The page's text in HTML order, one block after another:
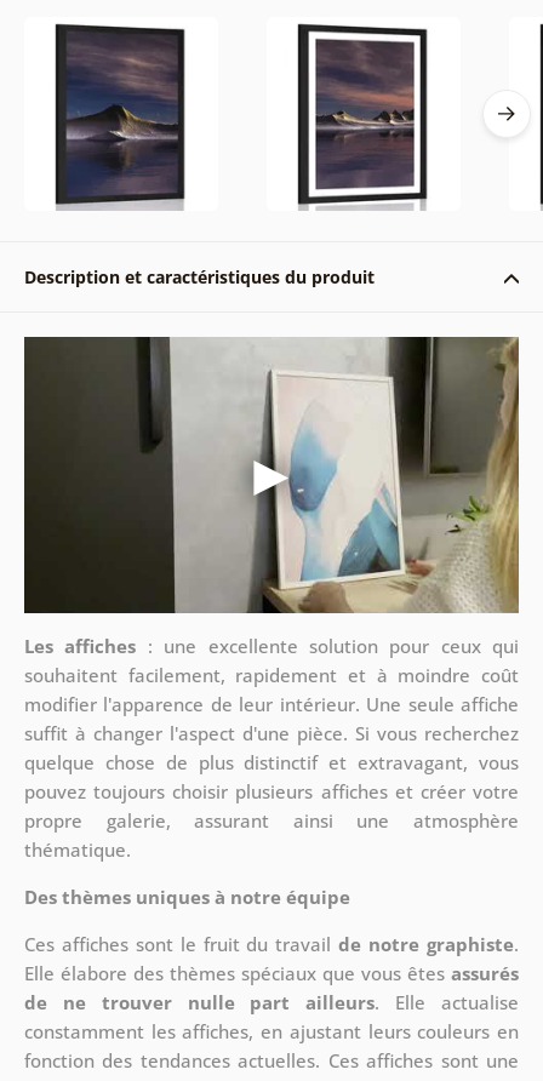
Description et caractéristiques du produit
Les affiches : une excellente solution pour ceux qui
souhaitent facilement, rapidement et à moindre coût
modifier l'apparence de leur intérieur. Une seule affiche
suffit à changer l'aspect d'une pièce. Si vous recherchez
quelque chose de plus distinctif et extravagant, vous
pouvez toujours choisir plusieurs affiches et créer votre
propre galerie, assurant ainsi une atmosphère
thématique.
Des thèmes uniques à notre équipe
Ces affiches sont le fruit du travail de notre graphiste.
Elle élabore des thèmes spéciaux que vous êtesassurés
de ne trouver nulle part ailleurs. Elle actualise
constamment les affiches, en ajustant leurs couleurs en
fonction des tendances actuelles. Ces affiches sont une